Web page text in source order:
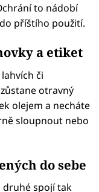
to nádobí
příštího použití.
a etiket
či
otravný
olejem a necháte
sloupnout nebo
do sebe
druhé spojí tak